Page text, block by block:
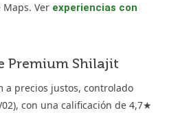
Ver experiencias con
Premium Shilajit
a precios justos, controlado
con una calificación de 4,7★